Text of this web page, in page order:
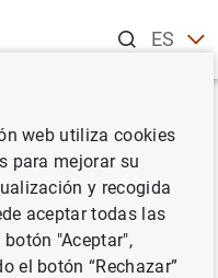
ESEN
cambios
en marzo
web utiliza cookies
para mejorar su
y recogida
aceptar todas las
"Aceptar",
el botón “Rechazar”